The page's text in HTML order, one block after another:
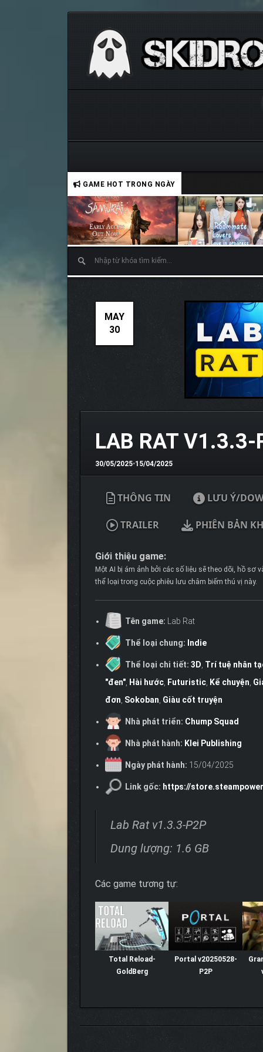
GAME HOT TRONG NGÀY
MAY
30
LAB RAT V1.3.3-
30/05/2025•15/04/2025
THÔNG TIN LƯU Ý/
TRAILER PHIÊN BẢN
Giới thiệu game:
Một AI bị ám ảnh bởi các số liệu sẽ theo dõi, hồ sơ
thể loại trong cuộc phiêu lưu châm biếm thú vị này.
Tên game: Lab Rat
Thể loại chung: Indie
Thể loại chi tiết: 3D, Trí tuệ nhân
"đen", Hài hước, Futuristic, Kể chuyện,
đơn, Sokoban, Giàu cốt truyện
Nhà phát triển: Chump Squad
Nhà phát hành: Klei Publishing
Ngày phát hành: 15/04/2025
Link gốc: https://
Lab Rat v1.3.3-P2P
Dung lượng: 1.6 GB
Các game tương tự:
Total Reload-
GoldBerg
Portal v20250528-
P2P